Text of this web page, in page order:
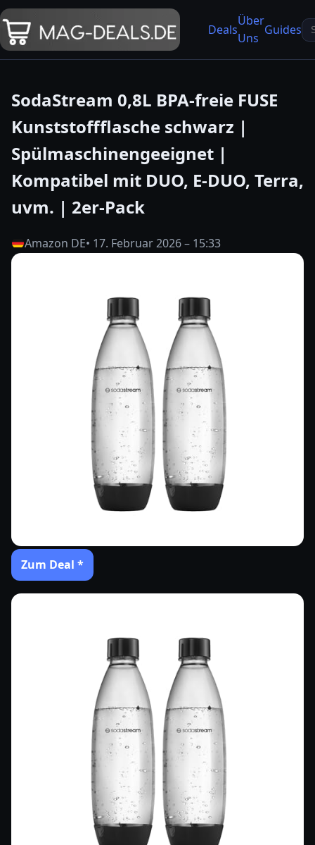
Deals
Über
Uns
Guides
SodaStream 0,8L BPA-freie FUSE
Kunststoffflasche schwarz |
Spülmaschinengeeignet |
Kompatibel mit DUO, E-DUO, Terra,
uvm. | 2er-Pack
Amazon DE• 17. Februar 2026 – 15:33
Zum Deal *